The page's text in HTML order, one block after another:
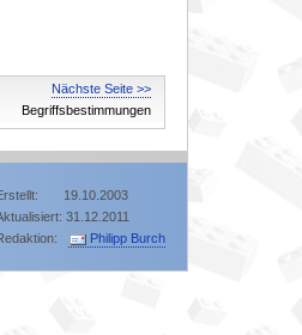
Nächste Seite >>
Begriffsbestimmungen
19.10.2003
31.12.2011
Philipp Burch